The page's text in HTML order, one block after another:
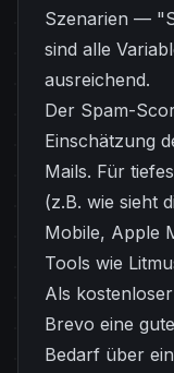
Szenarien —
sind alle
ausreichend.
Der Spam-
Einschätzung
Mails. Für
(z.B. wie sieht
Mobile, Apple
Tools wie
Als
Brevo eine
Bedarf über